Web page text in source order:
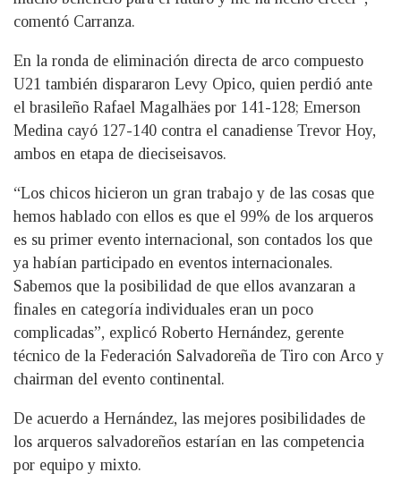
comentó Carranza.
En la ronda de eliminación directa de arco compuesto
U21 también dispararon Levy Opico, quien perdió ante
el brasileño Rafael Magalhäes por 141-128; Emerson
Medina cayó 127-140 contra el canadiense Trevor Hoy,
ambos en etapa de dieciseisavos.
“Los chicos hicieron un gran trabajo y de las cosas que
hemos hablado con ellos es que el 99% de los arqueros
es su primer evento internacional, son contados los que
ya habían participado en eventos internacionales.
Sabemos que la posibilidad de que ellos avanzaran a
finales en categoría individuales eran un poco
complicadas”, explicó Roberto Hernández, gerente
técnico de la Federación Salvadoreña de Tiro con Arco y
chairman del evento continental.
De acuerdo a Hernández, las mejores posibilidades de
los arqueros salvadoreños estarían en las competencia
por equipo y mixto.